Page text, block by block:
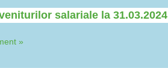
salariale la 31.03.2024
»